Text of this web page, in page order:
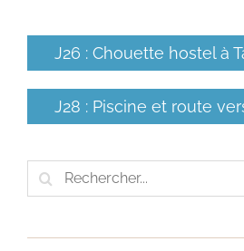
J26 : Chouette hostel à
J28 : Piscine et route
Rechercher: